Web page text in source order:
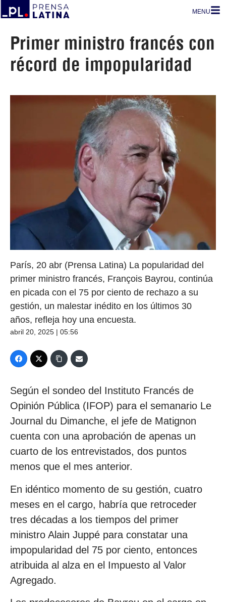
MENU
Primer ministro francés con
récord de impopularidad
París, 20 abr (Prensa Latina) La popularidad del
primer ministro francés, François Bayrou, continúa
en picada con el 75 por ciento de rechazo a su
gestión, un malestar inédito en los últimos 30
años, refleja hoy una encuesta.
abril 20, 2025 | 05:56
Según el sondeo del Instituto Francés de
Opinión Pública (IFOP) para el semanario Le
Journal du Dimanche, el jefe de Matignon
cuenta con una aprobación de apenas un
cuarto de los entrevistados, dos puntos
menos que el mes anterior.
En idéntico momento de su gestión, cuatro
meses en el cargo, habría que retroceder
tres décadas a los tiempos del primer
ministro Alain Juppé para constatar una
impopularidad del 75 por ciento, entonces
atribuida al alza en el Impuesto al Valor
Agregado.